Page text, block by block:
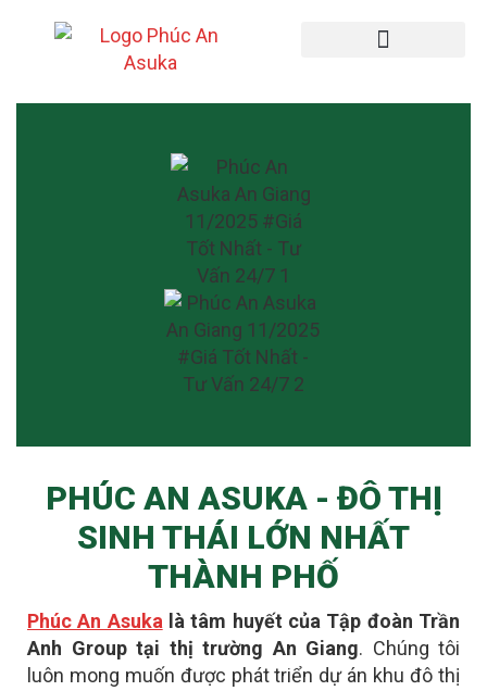
PHÚC AN ASUKA - ĐÔ THỊ
SINH THÁI LỚN NHẤT
THÀNH PHỐ
Phúc An Asuka là tâm huyết của Tập đoàn Trần
Anh Group tại thị trường An Giang. Chúng tôi
luôn mong muốn được phát triển dự án khu đô thị